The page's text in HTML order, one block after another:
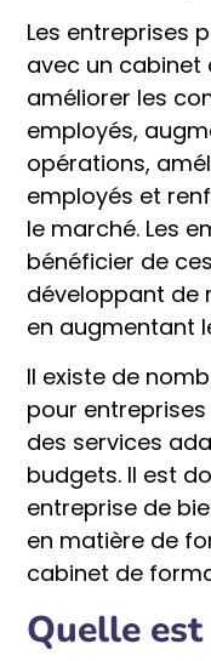
Les entreprises
avec un
améliorer les
employés,
opérations,
employés et
le marché. Les
bénéficier de
développant de
en augmentant
Il existe de
pour
des services
budgets. Il est
entreprise de
en matière de
cabinet de
Quelle